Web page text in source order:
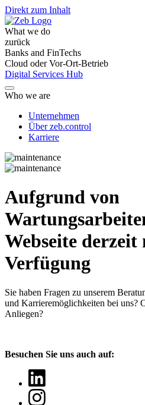
Direkt zum Inhalt
What we do
zurück
Banks and FinTechs
Cloud oder Vor-Ort-Betrieb
Digital Services Hub
Who we are
Unternehmen
Über zeb.control
Karriere
Aufgrund von
Webseite
Verfügung
Sie haben Fragen zu unserem
und Karrieremöglichkeiten bei uns?
Anliegen?
Besuchen Sie uns auch auf: